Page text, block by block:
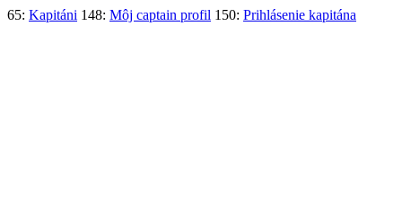
65: Kapitáni 148: Môj captain profil 150: Prihlásenie kapitána